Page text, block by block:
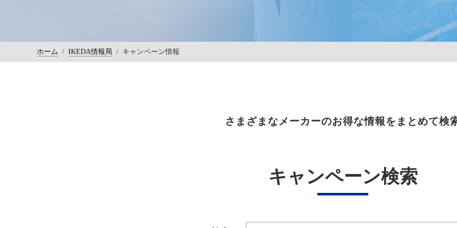
ホーム / IKEDA情報局 / キャンペーン情報
さまざまなメーカーのお得な情報をまとめて検
キャンペーン検索